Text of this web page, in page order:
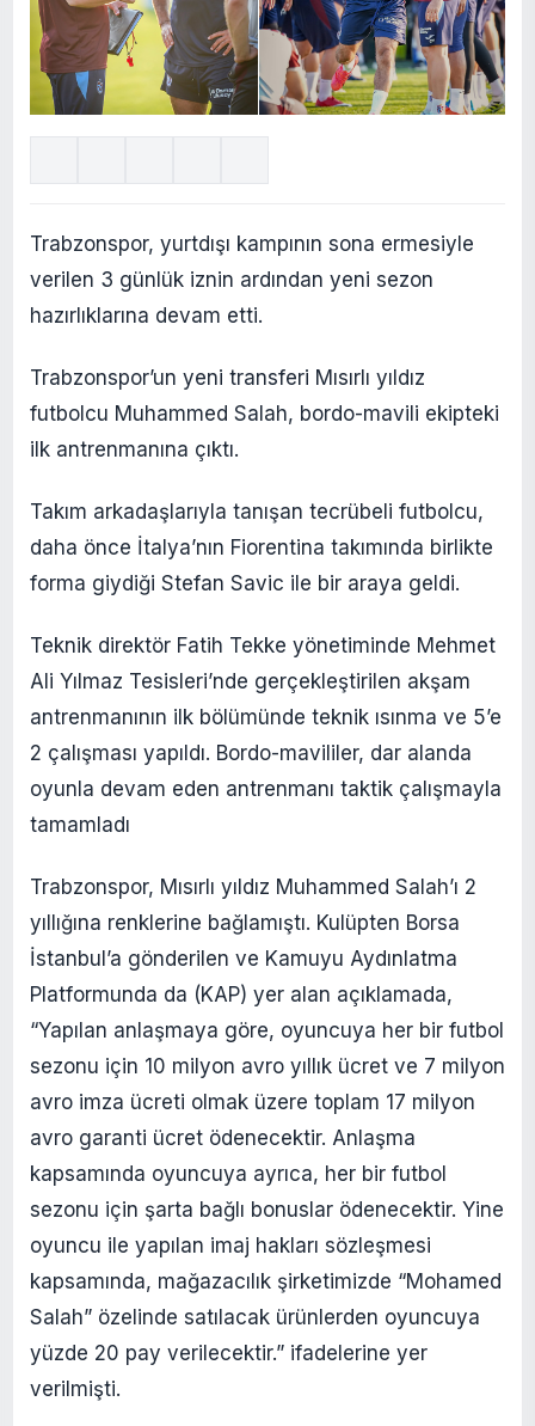
Trabzonspor, yurtdışı kampının sona ermesiyle
verilen 3 günlük iznin ardından yeni sezon
hazırlıklarına devam etti.
Trabzonspor’un yeni transferi Mısırlı yıldız
futbolcu Muhammed Salah, bordo-mavili ekipteki
ilk antrenmanına çıktı.
Takım arkadaşlarıyla tanışan tecrübeli futbolcu,
daha önce İtalya’nın Fiorentina takımında birlikte
forma giydiği Stefan Savic ile bir araya geldi.
Teknik direktör Fatih Tekke yönetiminde Mehmet
Ali Yılmaz Tesisleri’nde gerçekleştirilen akşam
antrenmanının ilk bölümünde teknik ısınma ve 5’e
2 çalışması yapıldı. Bordo-mavililer, dar alanda
oyunla devam eden antrenmanı taktik çalışmayla
tamamladı
Trabzonspor, Mısırlı yıldız Muhammed Salah’ı 2
yıllığına renklerine bağlamıştı. Kulüpten Borsa
İstanbul’a gönderilen ve Kamuyu Aydınlatma
Platformunda da (KAP) yer alan açıklamada,
“Yapılan anlaşmaya göre, oyuncuya her bir futbol
sezonu için 10 milyon avro yıllık ücret ve 7 milyon
avro imza ücreti olmak üzere toplam 17 milyon
avro garanti ücret ödenecektir. Anlaşma
kapsamında oyuncuya ayrıca, her bir futbol
sezonu için şarta bağlı bonuslar ödenecektir. Yine
oyuncu ile yapılan imaj hakları sözleşmesi
kapsamında, mağazacılık şirketimizde “Mohamed
Salah” özelinde satılacak ürünlerden oyuncuya
yüzde 20 pay verilecektir.” ifadelerine yer
verilmişti.